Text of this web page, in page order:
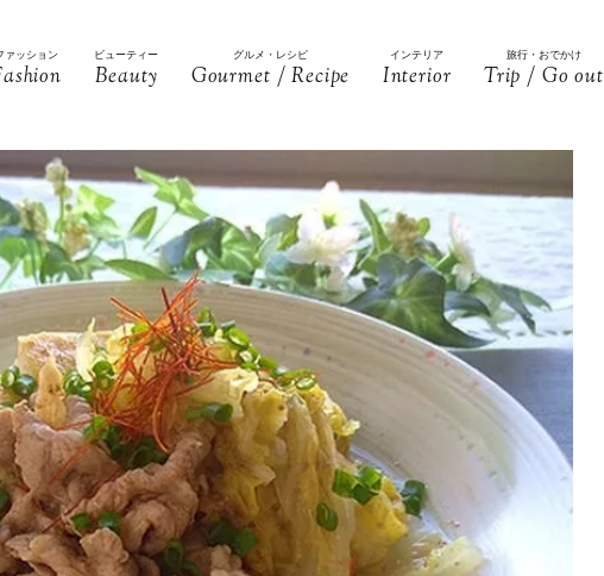
ァッション ビューティー
Beauty
グルメ・レシピ
Gourmet / Recipe
インテリア
Interior
旅行・おでかけ
Trip / Go out